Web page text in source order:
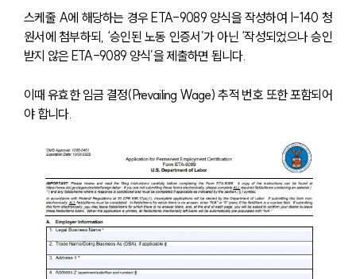
스케줄 A에 해당하는 경우 ETA-9089 양식을 작성하여 I-140 청
원서에 첨부하되, ‘승인된 노동 인증서’가 아닌 ‘작성되었으나 승인
받지 않은 ETA-9089 양식’을 제출하면 됩니다.
이때 유효한 임금 결정(Prevailing Wage) 추적 번호 또한 포함되어
야 합니다.